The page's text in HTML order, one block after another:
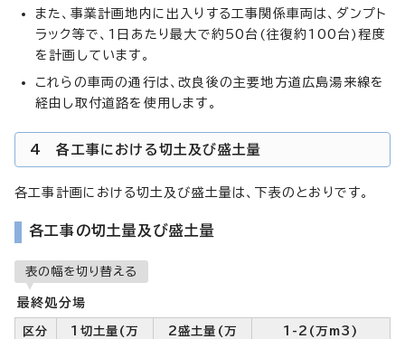
また、事業計画地内に出入りする工事関係車両は、ダンプト
ラック等で、1日あたり最大で約50台(往復約100台)程度
を計画しています。
これらの車両の通行は、改良後の主要地方道広島湯来線を
経由し取付道路を使用します。
4 各工事における切土及び盛土量
各工事計画における切土及び盛土量は、下表のとおりです。
各工事の切土量及び盛土量
表の幅を切り替える
最終処分場
区分
1切土量(万
2盛土量(万
1-2(万m3)